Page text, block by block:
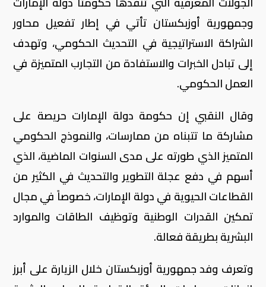
وجمهورية أوزبكستان تأتي في إطار تفعيل محاور
الشراكة الاستراتيجية في التحديث الحكومي، وتهدف
إلى تبادل الخبرات والاستفادة من التجارب المتميزة في
العمل الحكومي.
وقال النقبي إن حكومة دولة الإمارات حريصة على
مشاركة ما تتبناه من ممارسات، والنموذج الحكومي
المتميز الذي طورته على مدى السنوات الماضية، الذي
أسهم في دفع عجلة التطوير والتحديث في الكثير من
القطاعات الحيوية في دولة الإمارات، خصوصاً في مجال
تمكين القدرات الوطنية وتوظيف الطاقات والموارد
البشرية بطريقة فعالة.
وتعرف وفد جمهورية أوزبكستان خلال الزيارة على أبرز